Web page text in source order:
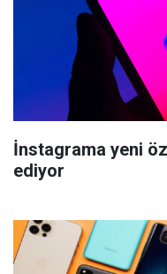
İnstagrama yeni
ediyor